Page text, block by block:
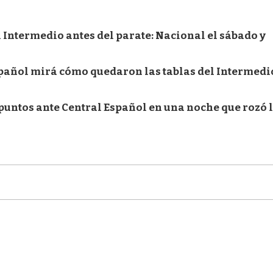
antes del parate: Nacional el sábado y
mirá cómo quedaron las tablas del
ante Central Español en una noche que rozó